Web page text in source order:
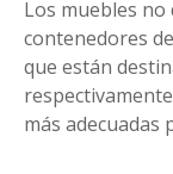
Los muebles
contenedores
que están
más adecuadas